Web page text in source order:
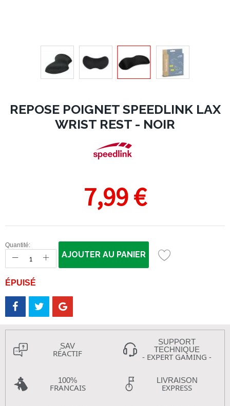
REPOSE POIGNET SPEEDLINK LAX
WRIST REST - NOIR
7,99 €
Quantité:
AJOUTER AU PANIER
ÉPUISÉ
SAV
RÉACTIF
SUPPORT
TECHNIQUE
- EXPERT GAMING -
100%
FRANCAIS
LIVRAISON
EXPRESS